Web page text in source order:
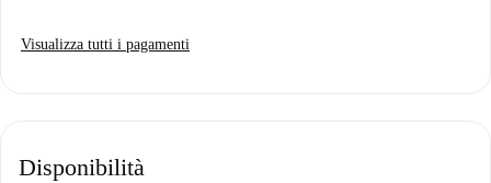
Visualizza tutti i pagamenti
Disponibilità